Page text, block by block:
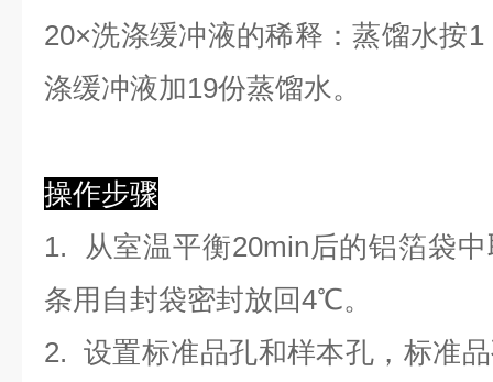
20×洗涤缓冲液的稀释：蒸馏水按
涤缓冲液加19份蒸馏水。
操作步骤
1. 从室温平衡20min后的铝箔袋
条用自封袋密封放回4℃。
2. 设置标准品孔和样本孔，标准